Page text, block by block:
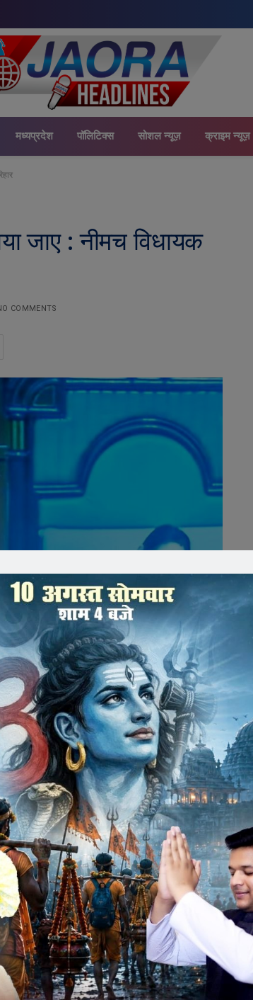
मध्यप्रदेश पॉलिटिक्स सोशल न्यूज़ क्राइम न्यूज़
जाए : नीमच विधायक
COMMENTS
पुरे प्रदेश में किसानों ने हल्ला बोल दिया हैं,
भी चायना से लहसुन आयात किया जा रहा
जाने की मांग का मुद्दा मध्यप्रदेश की
विधानसभा क्षैत्र के विधायक दिलीपसिंह
पर प्रतिबंध नहीं लगाया जाएगा तब तक देश और
LinkedIn Tumblr Telegram Email